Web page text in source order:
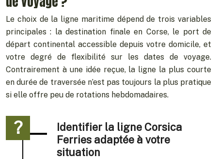
Le choix de la ligne maritime dépend de trois variables
principales : la destination finale en Corse, le port de
départ continental accessible depuis votre domicile, et
votre degré de flexibilité sur les dates de voyage.
Contrairement à une idée reçue, la ligne la plus courte
en durée de traversée n’est pas toujours la plus pratique
si elle offre peu de rotations hebdomadaires.
Identifier la ligne Corsica
Ferries adaptée à votre
situation